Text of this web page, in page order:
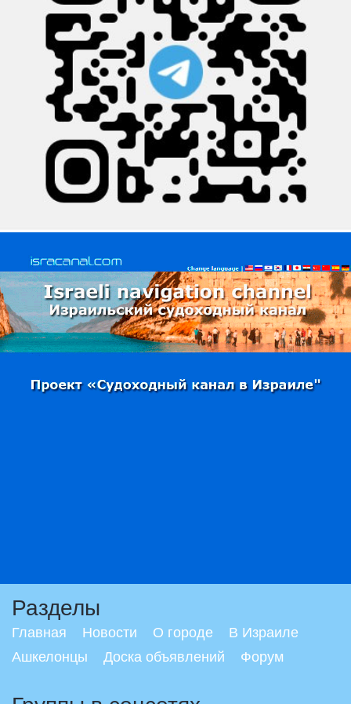
Разделы
Главная Новости О городе
В Израиле
Ашкелонцы
Доска объявлений Форум